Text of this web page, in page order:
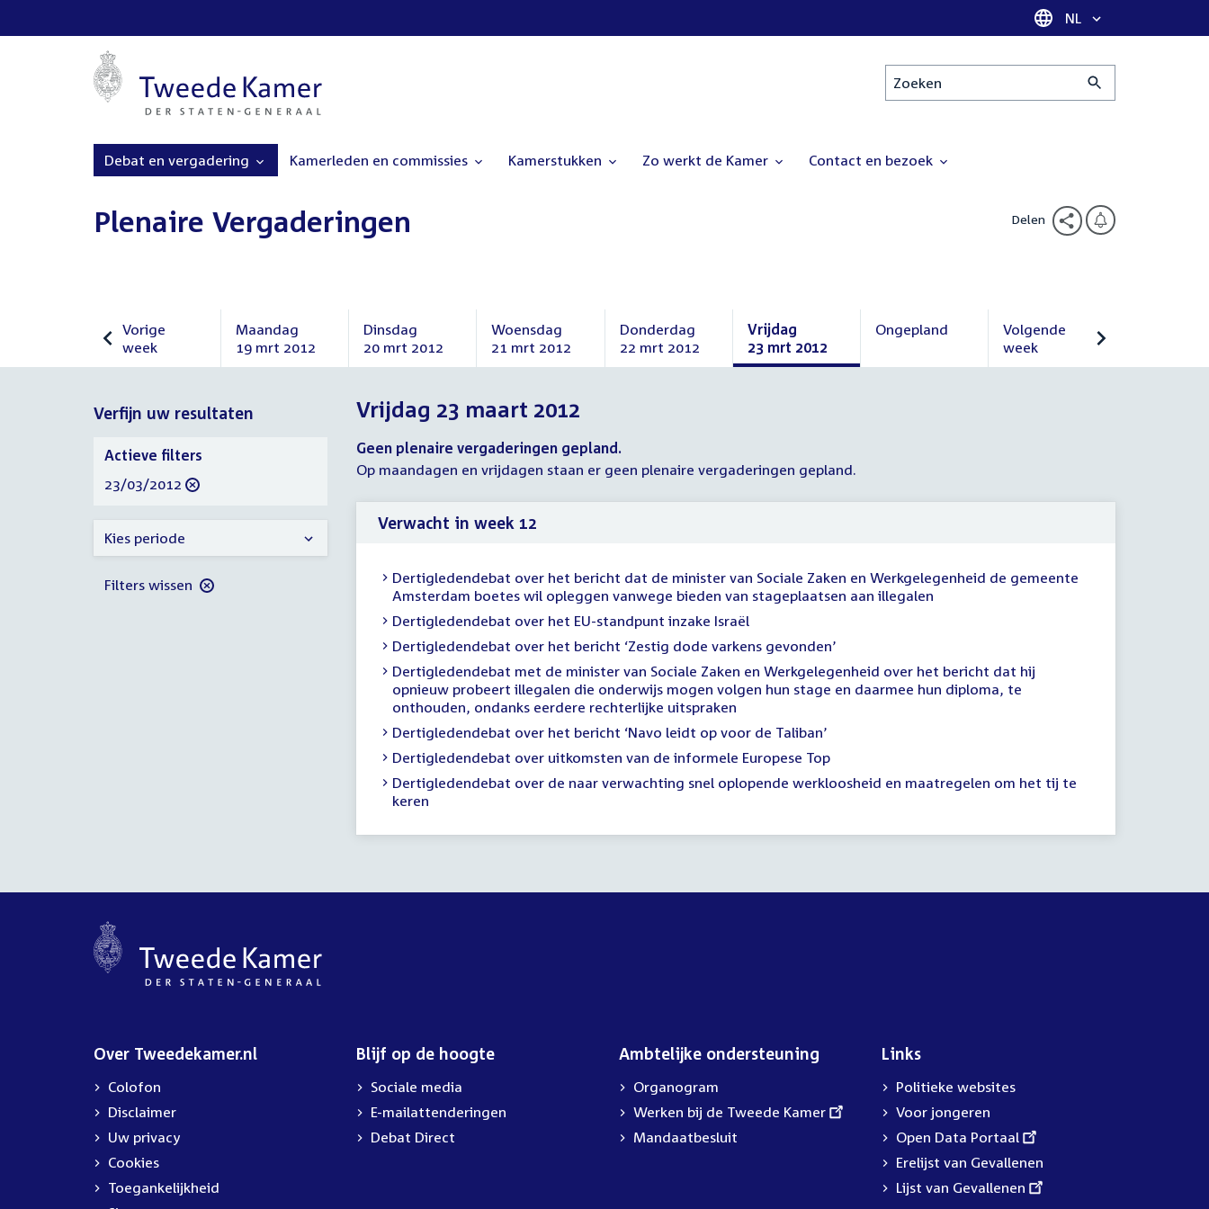
Taal selectie
NL
Zoeken
Debat en vergadering Kamerleden en commissies Kamerstukken Zo werkt de Kamer Contact en bezoek
Plenaire Vergaderingen Delen
Vorige
week
Vorige
Maandag
19 mrt 2012
Maandag
2012
Dinsdag
20 mrt 2012
Dinsdag
maart
2012
Woensdag
21 mrt 2012
Woensdag
maart
2012
Donderdag
22 mrt 2012
Donderdag
Vrijdag
23 mrt 2012
Vrijdag
Ongepland
Volgende
week
Volgende
Vrijdag 23 maart 2012
Verfijn uw resultaten
Geen plenaire vergaderingen gepland.
Op maandagen en vrijdagen staan er geen plenaire vergaderingen gepland.
Verwacht in week 12
Dertigledendebat over het bericht dat de minister van Sociale Zaken en Werkgelegenheid de gemeente
Amsterdam boetes wil opleggen vanwege bieden van stageplaatsen aan illegalen
Dertigledendebat over het EU-standpunt inzake Israël
Dertigledendebat over het bericht ‘Zestig dode varkens gevonden’
Dertigledendebat met de minister van Sociale Zaken en Werkgelegenheid over het bericht dat hij
opnieuw probeert illegalen die onderwijs mogen volgen hun stage en daarmee hun diploma, te
onthouden, ondanks eerdere rechterlijke uitspraken
Dertigledendebat over het bericht ‘Navo leidt op voor de Taliban’
Dertigledendebat over uitkomsten van de informele Europese Top
Dertigledendebat over de naar verwachting snel oplopende werkloosheid en maatregelen om het tij te
keren
Verfijn
uw
resultaten
Actieve filters
verwijder
23/03/2012
Kies periode
Filters wissen
Over Tweedekamer.nl
Colofon
Disclaimer
Uw privacy
Cookies
Toegankelijkheid
Blijf op de hoogte
Sociale media
E-mailattenderingen
Debat Direct
Ambtelijke ondersteuning
Organogram
External
link:
Werken bij de Tweede Kamer
Mandaatbesluit
Links
Politieke websites
Voor jongeren
External
link:
Open Data Portaal
Erelijst van Gevallenen
External
Lijst van Gevallenen